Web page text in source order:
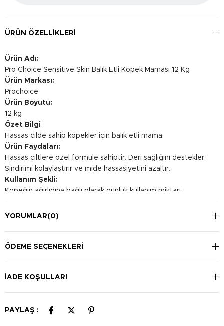
ÜRÜN ÖZELLIKLERI
Ürün Adı:
Pro Choice Sensitive Skin Balık Etli Köpek Maması 12 Kg
Ürün Markası:
Prochoice
Ürün Boyutu:
12 kg
Özet Bilgi
Hassas cilde sahip köpekler için balık etli mama.
Ürün Faydaları:
Hassas ciltlere özel formüle sahiptir. Deri sağlığını destekler.
Sindirimi kolaylaştırır ve mide hassasiyetini azaltır.
Kullanım Şekli:
Köpeğin ağırlığına bağlı olarak günlük kullanım miktarı
değişmektedir. 2 - 5kg: 49-98 g 5 - 10kg: 98-165 g 10 - 20kg:
165-278 g 20 - 30kg: 278-376 g 30 - 40kg: 376-467 g 40 -
YORUMLAR(0)
ÖDEME SEÇENEKLERI
İADE KOŞULLARI
PAYLAŞ :